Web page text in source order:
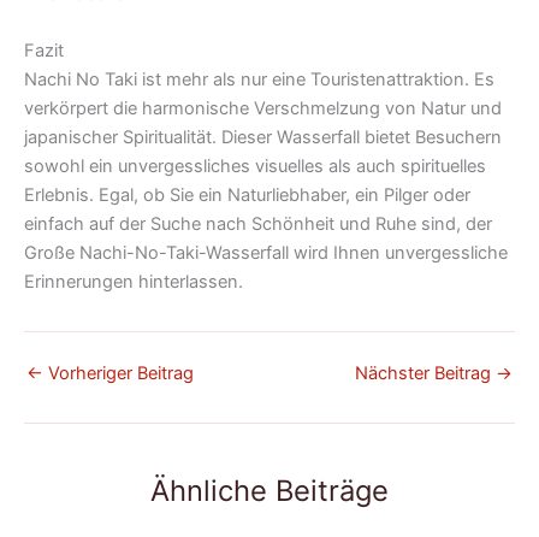
Fazit
Nachi No Taki ist mehr als nur eine Touristenattraktion. Es
verkörpert die harmonische Verschmelzung von Natur und
japanischer Spiritualität. Dieser Wasserfall bietet Besuchern
sowohl ein unvergessliches visuelles als auch spirituelles
Erlebnis. Egal, ob Sie ein Naturliebhaber, ein Pilger oder
einfach auf der Suche nach Schönheit und Ruhe sind, der
Große Nachi-No-Taki-Wasserfall wird Ihnen unvergessliche
Erinnerungen hinterlassen.
← Vorheriger Beitrag Nächster Beitrag →
Ähnliche Beiträge